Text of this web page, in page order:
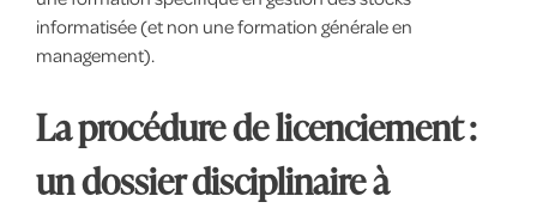
informatisée (et non une formation générale en
management).
La procédure de licenciement :
un dossier disciplinaire à